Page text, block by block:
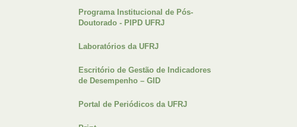
Programa Institucional de Pós-
Doutorado - PIPD UFRJ
Laboratórios da UFRJ
Escritório de Gestão de Indicadores
de Desempenho – GID
Portal de Periódicos da UFRJ